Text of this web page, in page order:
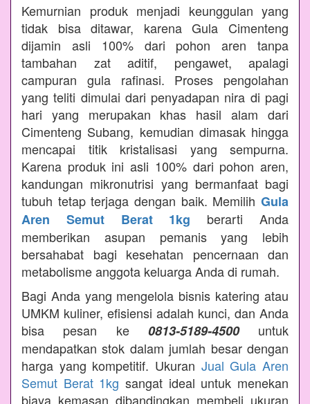
Kemurnian produk menjadi keunggulan yang
tidak bisa ditawar, karena Gula Cimenteng
dijamin asli 100% dari pohon aren tanpa
tambahan zat aditif, pengawet, apalagi
campuran gula rafinasi. Proses pengolahan
yang teliti dimulai dari penyadapan nira di pagi
hari yang merupakan khas hasil alam dari
Cimenteng Subang, kemudian dimasak hingga
mencapai titik kristalisasi yang sempurna.
Karena produk ini asli 100% dari pohon aren,
kandungan mikronutrisi yang bermanfaat bagi
tubuh tetap terjaga dengan baik. Memilih Gula
Aren Semut Berat 1kg berarti Anda
memberikan asupan pemanis yang lebih
bersahabat bagi kesehatan pencernaan dan
metabolisme anggota keluarga Anda di rumah.
Bagi Anda yang mengelola bisnis katering atau
UMKM kuliner, efisiensi adalah kunci, dan Anda
bisa pesan ke 0813-5189-4500untuk
mendapatkan stok dalam jumlah besar dengan
harga yang kompetitif. Ukuran Jual Gula Aren
Semut Berat 1kg sangat ideal untuk menekan
biaya kemasan dibandingkan membeli ukuran